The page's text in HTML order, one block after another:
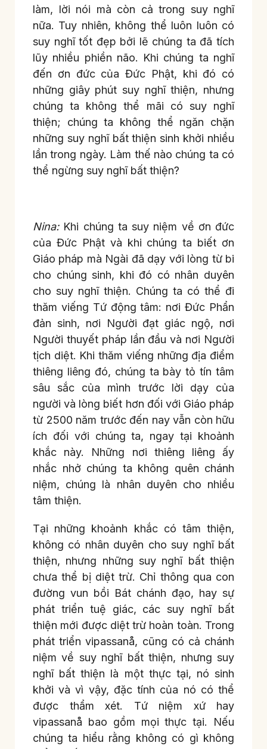
làm, lời nói mà còn cả trong suy nghĩ
nữa. Tuy nhiên, không thể luôn luôn có
suy nghĩ tốt đẹp bởi lẽ chúng ta đã tích
lũy nhiều phiền não. Khi chúng ta nghĩ
đến ơn đức của Đức Phật, khi đó có
những giây phút suy nghĩ thiện, nhưng
chúng ta không thể mãi có suy nghĩ
thiện; chúng ta không thể ngăn chặn
những suy nghĩ bất thiện sinh khởi nhiều
lần trong ngày. Làm thế nào chúng ta có
thể ngừng suy nghĩ bất thiện?
Nina:Khi chúng ta suy niệm về ơn đức
của Đức Phật và khi chúng ta biết ơn
Giáo pháp mà Ngài đã dạy với lòng từ bi
cho chúng sinh, khi đó có nhân duyên
cho suy nghĩ thiện. Chúng ta có thể đi
thăm viếng Tứ động tâm: nơi Đức Phẩn
đản sinh, nơi Người đạt giác ngộ, nơi
Người thuyết pháp lần đầu và nơi Người
tịch diệt. Khi thăm viếng những địa điểm
thiêng liêng đó, chúng ta bày tỏ tín tâm
sâu sắc của mình trước lời dạy của
người và lòng biết hơn đối với Giáo pháp
từ 2500 năm trước đến nay vẫn còn hữu
ích đối với chúng ta, ngay tại khoảnh
khắc này. Những nơi thiêng liêng ấy
nhắc nhở chúng ta không quên chánh
niệm, chúng là nhân duyên cho nhiều
tâm thiện.
Tại những khoảnh khắc có tâm thiện,
không có nhân duyên cho suy nghĩ bất
thiện, nhưng những suy nghĩ bất thiện
chưa thể bị diệt trừ. Chỉ thông qua con
đường vun bồi Bát chánh đạo, hay sự
phát triển tuệ giác, các suy nghĩ bất
thiện mới được diệt trừ hoàn toàn. Trong
phát triển vipassanå, cũng có cả chánh
niệm về suy nghĩ bất thiện, nhưng suy
nghĩ bất thiện là một thực tại, nó sinh
khởi và vì vậy, đặc tính của nó có thể
được thẩm xét. Tứ niệm xứ hay
vipassanå bao gồm mọi thực tại. Nếu
chúng ta hiểu rằng không có gì không